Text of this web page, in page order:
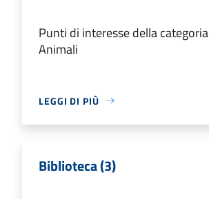
Punti di interesse della categoria
Animali
LEGGI DI PIÙ
Biblioteca (3)